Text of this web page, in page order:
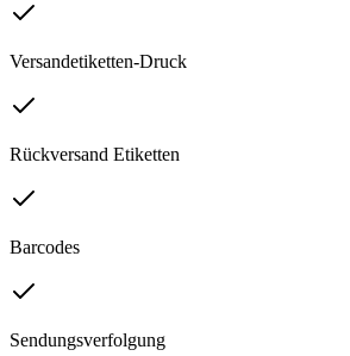
Versandetiketten-Druck
Rückversand Etiketten
Barcodes
Sendungsverfolgung